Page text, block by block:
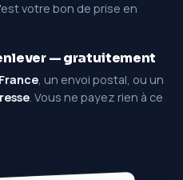
votre bon de prise en
— gratuitement
, un envoi postal, ou un
. Vous ne payez rien à ce